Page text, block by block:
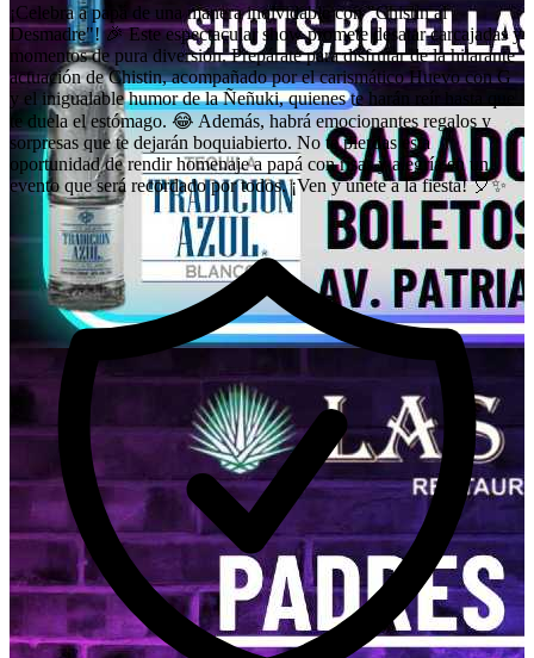
¡Celebra a papá de una manera inolvidable con "Chistin al
Desmadre"! 🎉 Este espectacular show promete desatar carcajadas y
momentos de pura diversión. Prepárate para disfrutar de la hilarante
actuación de Chistin, acompañado por el carismático Huevo con G
y el inigualable humor de la Ñeñuki, quienes te harán reír hasta que
te duela el estómago. 😂 Además, habrá emocionantes regalos y
sorpresas que te dejarán boquiabierto. No te pierdas esta
oportunidad de rendir homenaje a papá con risas y alegría en un
evento que será recordado por todos. ¡Ven y únete a la fiesta! 🎈✨